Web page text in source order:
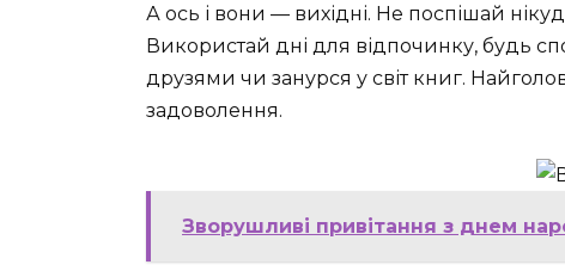
А ось і вони — вихідні. Не поспішай
Використай дні для відпочинку, будь
друзями чи занурся у світ книг.
задоволення.
Зворушливі привітання з днем